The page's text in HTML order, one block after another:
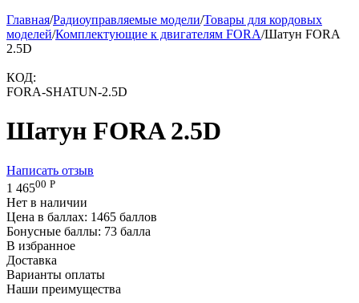
Главная/Радиоуправляемые модели/Товары для кордовых
моделей/Комплектующие к двигателям FORA/Шатун FORA
2.5D
КОД:
FORA-SHATUN-2.5D
Шатун FORA 2.5D
Написать отзыв
1 46500 Р
Нет в наличии
Цена в баллах: 1465 баллов
Бонусные баллы: 73 балла
В избранное
Доставка
Варианты оплаты
Наши преимущества